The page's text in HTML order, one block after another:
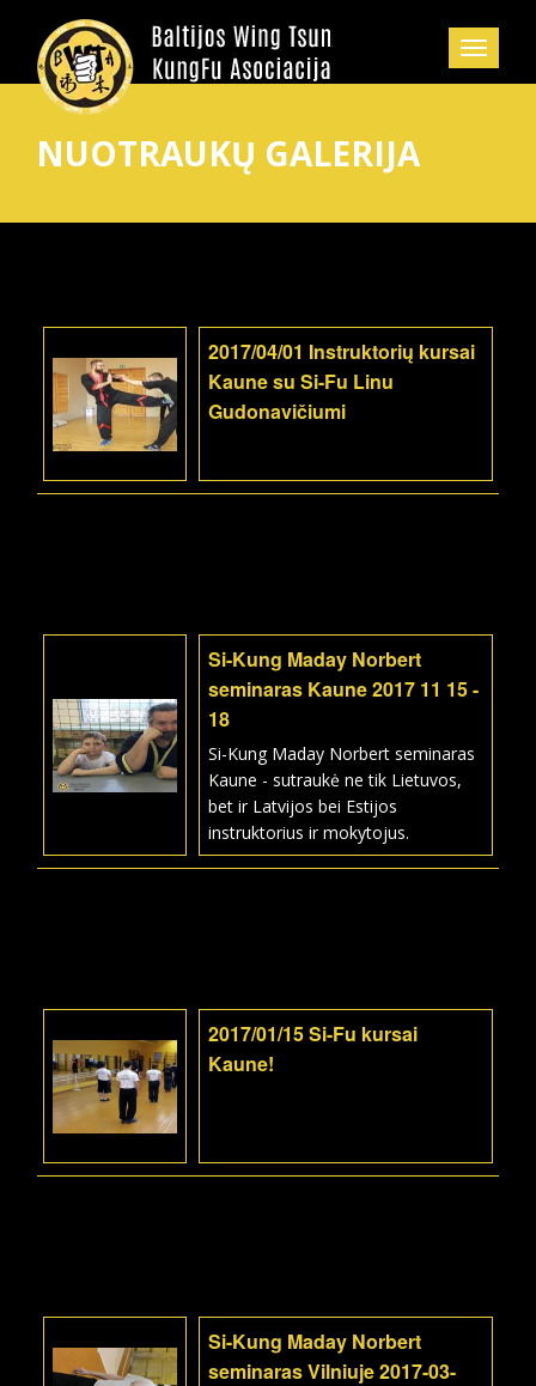
NUOTRAUKŲ GALERIJA
2017/04/01 Instruktorių kursai
Kaune su Si-Fu Linu
Gudonavičiumi
Si-Kung Maday Norbert
seminaras Kaune 2017 11 15 -
18
Si-Kung Maday Norbert seminaras
Kaune - sutraukė ne tik Lietuvos,
bet ir Latvijos bei Estijos
instruktorius ir mokytojus.
2017/01/15 Si-Fu kursai
Kaune!
Si-Kung Maday Norbert
seminaras Vilniuje 2017-03-